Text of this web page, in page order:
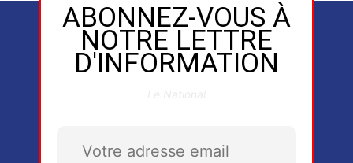
ABONNEZ-VOUS À
NOTRE LETTRE
D'INFORMATION